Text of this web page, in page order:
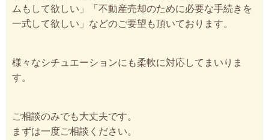
ムもして欲しい」「不動産売却のために必要な手続きを
一式して欲しい」などのご要望も頂いております。
様々なシチュエーションにも柔軟に対応してまいりま
す。
ご相談のみでも大丈夫です。
まずは一度ご相談ください。